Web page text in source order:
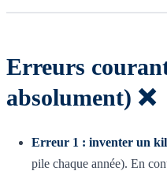
Erreurs
absolument) ❌
Erreur 1 : inventer un
pile chaque année). En